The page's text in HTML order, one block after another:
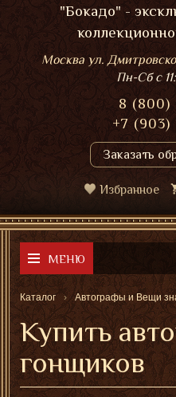
"Бокадо" -
Москва ул.
Пн-Сбс
8 (800)
+7
Заказать
Избранное
МЕНЮ
Каталог Автографы и Вещи
Купить
гонщиков